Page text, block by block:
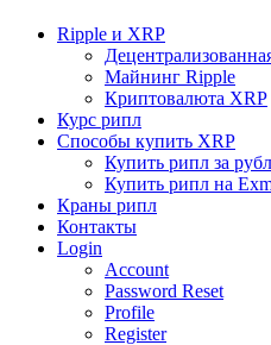
Ripple и XRP
Майнинг Ripple
Криптовалюта XRP
Курс рипл
Способы купить XRP
Купить рипл за
Купить рипл на
Краны рипл
Контакты
Login
Account
Password Reset
Profile
Register